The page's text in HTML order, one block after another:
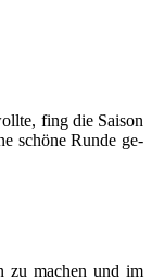
fing die Sai­son
schö­ne Runde ge­
zu ma­chen und im